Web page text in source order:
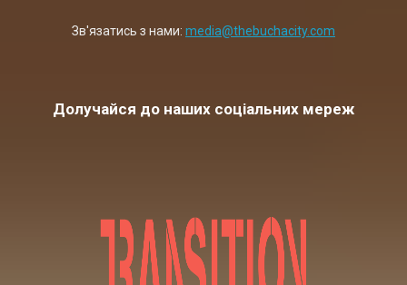
Зв'язатись з нами: media@thebuchacity.com
Долучайся до наших соціальних мереж